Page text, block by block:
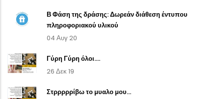
Β Φάση της δράσης: Δωρεάν διάθεση έντυπου
πληροφοριακού υλικού
04 Αυγ 20
Γύρη Γύρη όλοι....
26 Δεκ 19
Στρρρρρίβω το μυαλο μου...